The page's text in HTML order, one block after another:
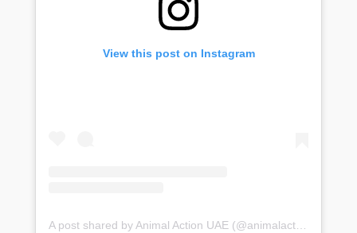
View this post on Instagram
A post shared by Animal Action UAE (@animalactionuae)